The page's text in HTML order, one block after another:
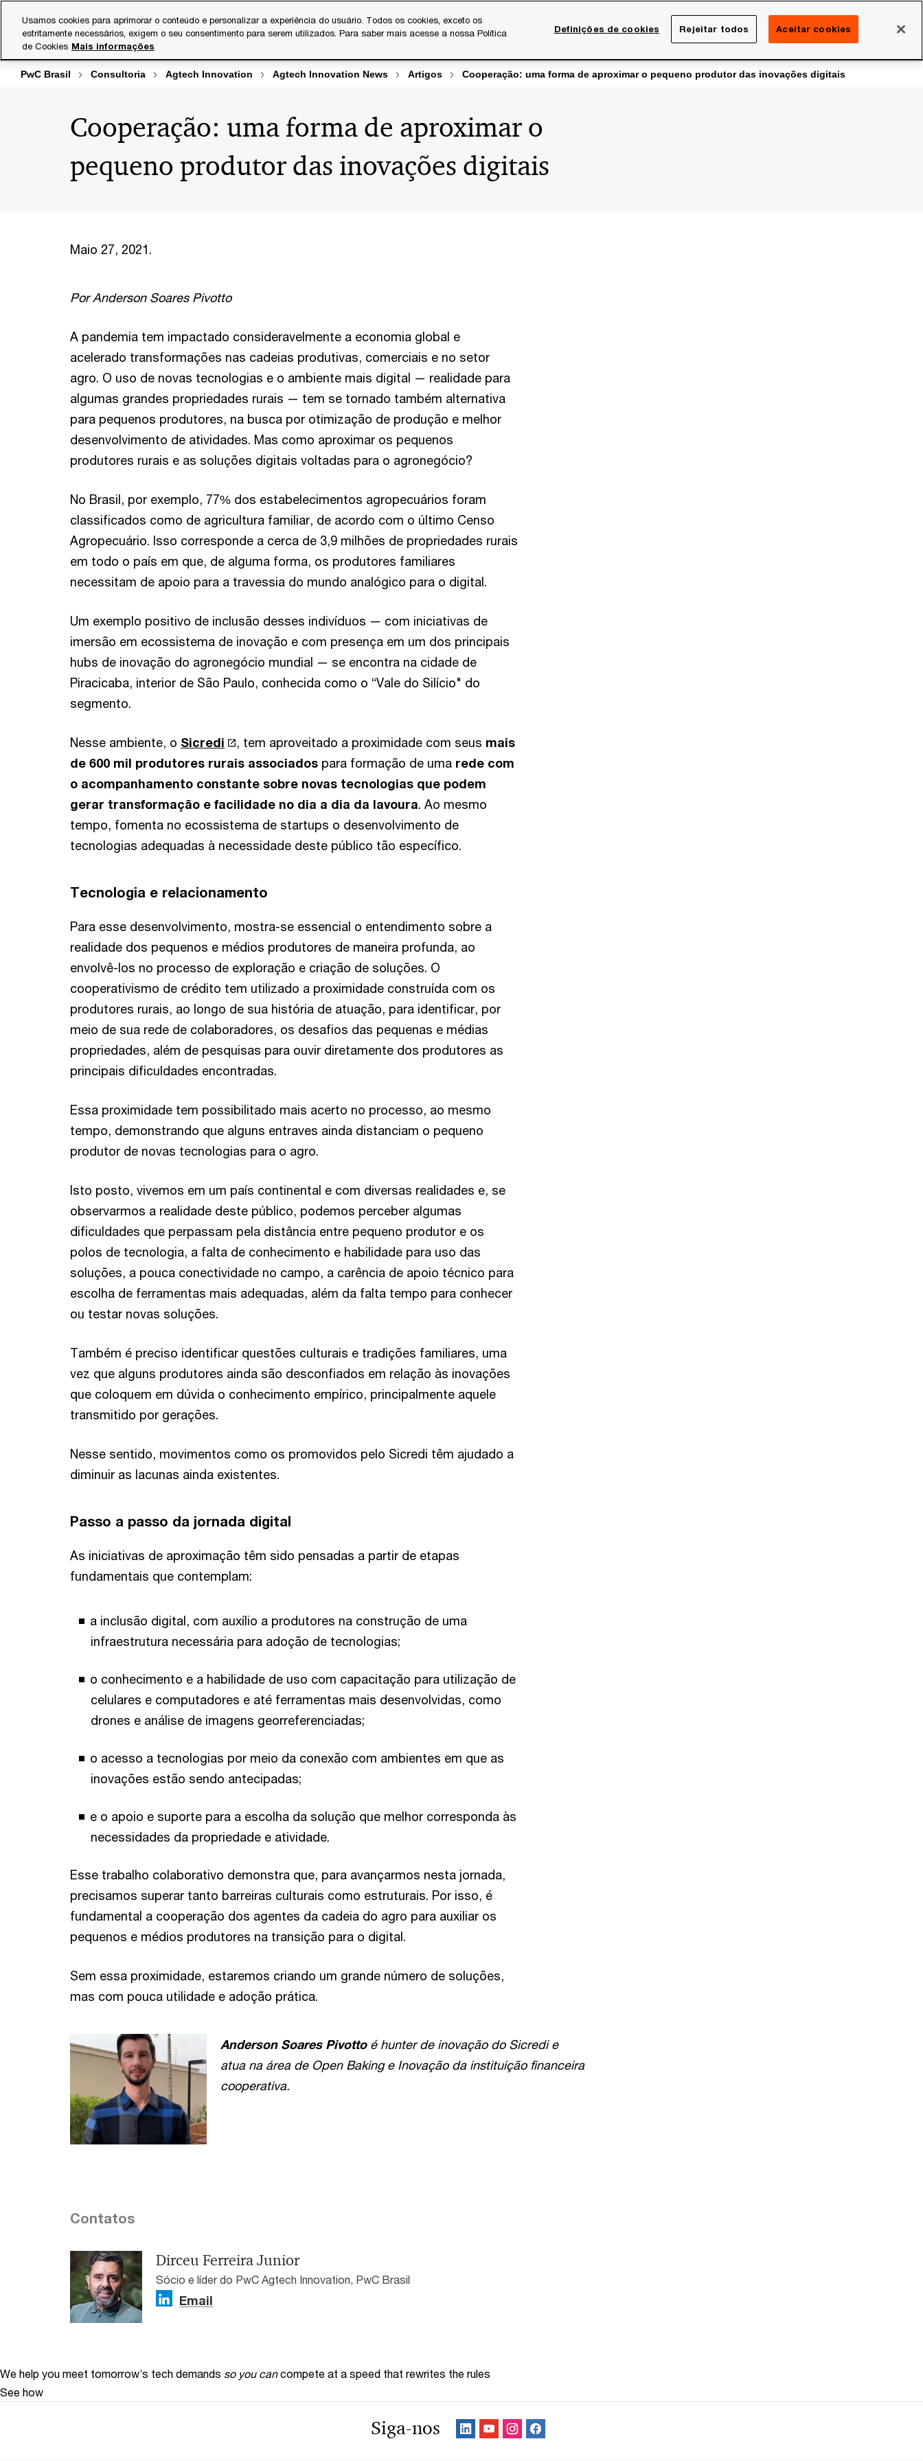
content
footer
Serviços Sala de imprensa
PwC Brasil Consultoria Agtech Innovation Agtech Innovation News Artigos Cooperação: uma forma de aproximar o pequeno produtor das inovações digitais
Cooperação: uma forma de aproximar o
pequeno produtor das inovações digitais
Maio 27, 2021.
Por Anderson Soares Pivotto
A pandemia tem impactado consideravelmente a economia global e
acelerado transformações nas cadeias produtivas, comerciais e no setor
agro. O uso de novas tecnologias e o ambiente mais digital — realidade para
algumas grandes propriedades rurais — tem se tornado também alternativa
para pequenos produtores, na busca por otimização de produção e melhor
desenvolvimento de atividades. Mas como aproximar os pequenos
produtores rurais e as soluções digitais voltadas para o agronegócio?
No Brasil, por exemplo, 77% dos estabelecimentos agropecuários foram
classificados como de agricultura familiar, de acordo com o último Censo
Agropecuário. Isso corresponde a cerca de 3,9 milhões de propriedades rurais
em todo o país em que, de alguma forma, os produtores familiares
necessitam de apoio para a travessia do mundo analógico para o digital.
Um exemplo positivo de inclusão desses indivíduos — com iniciativas de
imersão em ecossistema de inovação e com presença em um dos principais
hubs de inovação do agronegócio mundial — se encontra na cidade de
Piracicaba, interior de São Paulo, conhecida como o “Vale do Silício" do
segmento.
Nesse ambiente, o Sicredi , tem aproveitado a proximidade com seus mais
de 600 mil produtores rurais associados para formação de uma rede com
o acompanhamento constante sobre novas tecnologias que podem
gerar transformação e facilidade no dia a dia da lavoura. Ao mesmo
tempo, fomenta no ecossistema de startups o desenvolvimento de
tecnologias adequadas à necessidade deste público tão específico.
Tecnologia e relacionamento
Para esse desenvolvimento, mostra-se essencial o entendimento sobre a
realidade dos pequenos e médios produtores de maneira profunda, ao
envolvê-los no processo de exploração e criação de soluções. O
cooperativismo de crédito tem utilizado a proximidade construída com os
produtores rurais, ao longo de sua história de atuação, para identificar, por
meio de sua rede de colaboradores, os desafios das pequenas e médias
propriedades, além de pesquisas para ouvir diretamente dos produtores as
principais dificuldades encontradas.
Essa proximidade tem possibilitado mais acerto no processo, ao mesmo
tempo, demonstrando que alguns entraves ainda distanciam o pequeno
produtor de novas tecnologias para o agro.
Isto posto, vivemos em um país continental e com diversas realidades e, se
observarmos a realidade deste público, podemos perceber algumas
dificuldades que perpassam pela distância entre pequeno produtor e os
polos de tecnologia, a falta de conhecimento e habilidade para uso das
soluções, a pouca conectividade no campo, a carência de apoio técnico para
escolha de ferramentas mais adequadas, além da falta tempo para conhecer
ou testar novas soluções.
Também é preciso identificar questões culturais e tradições familiares, uma
vez que alguns produtores ainda são desconfiados em relação às inovações
que coloquem em dúvida o conhecimento empírico, principalmente aquele
transmitido por gerações.
Nesse sentido, movimentos como os promovidos pelo Sicredi têm ajudado a
diminuir as lacunas ainda existentes.
Passo a passo da jornada digital
As iniciativas de aproximação têm sido pensadas a partir de etapas
fundamentais que contemplam:
a inclusão digital, com auxílio a produtores na construção de uma
infraestrutura necessária para adoção de tecnologias;
o conhecimento e a habilidade de uso com capacitação para utilização de
celulares e computadores e até ferramentas mais desenvolvidas, como
drones e análise de imagens georreferenciadas;
o acesso a tecnologias por meio da conexão com ambientes em que as
inovações estão sendo antecipadas;
e o apoio e suporte para a escolha da solução que melhor corresponda às
necessidades da propriedade e atividade.
Esse trabalho colaborativo demonstra que, para avançarmos nesta jornada,
precisamos superar tanto barreiras culturais como estruturais. Por isso, é
fundamental a cooperação dos agentes da cadeia do agro para auxiliar os
pequenos e médios produtores na transição para o digital.
Sem essa proximidade, estaremos criando um grande número de soluções,
mas com pouca utilidade e adoção prática.
Anderson Soares Pivottoé hunter de inovação do Sicredi e
atua na área de Open Baking e Inovação da instituição financeira
cooperativa.
Contatos
Dirceu Ferreira Junior
Sócio e líder do PwC Agtech Innovation, PwC Brasil
Email
We help you meet tomorrow’s tech demands so you can compete at a speed that rewrites the rules
See how
Siga-nos
Usamos cookies para aprimorar o conteúdo e personalizar a experiência do usuário. Todos os cookies, exceto os
estritamente necessários, exigem o seu consentimento para serem utilizados. Para saber mais acesse a nossa Política
de Cookies Mais informações
Definições de cookies Rejeitar todos Aceitar cookies